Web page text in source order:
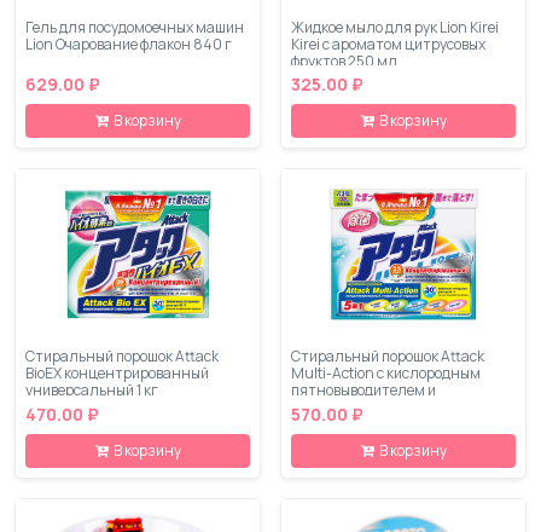
Гель для посудомоечных машин
Lion Очарование флакон 840 г
629.00 ₽
В корзину
Жидкое мыло для рук Lion Kirei
Kirei с ароматом цитрусовых
фруктов 250 мл
325.00 ₽
В корзину
Стиральный порошок Attack
BioEX концентрированный
универсальный 1 кг
470.00 ₽
В корзину
Стиральный порошок Attack
Multi-Action с кислородным
пятновыводителем и
кондиционером 0,9 кг
570.00 ₽
В корзину